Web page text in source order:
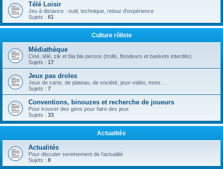
Télé Loisir
Jeu à distance : outil, technique, retour d'expérience
Sujets : 61
Culture rôliste
Médiathèque
Ciné, télé, zik et bla bla persos (trolls, floodeurs et baskets interdits)
Sujets : 17
Jeux pas droles
Jeux de carte, de plateau, de société, jeux-vidéo, mmo ...
Sujets : 7
Conventions, binouzes et recherche de joueurs
Pour trouver des gens pour faire des jeux
Sujets : 33
Actualités
Actualités
Pour discuter sereinement de l'actualité
Sujets : 8